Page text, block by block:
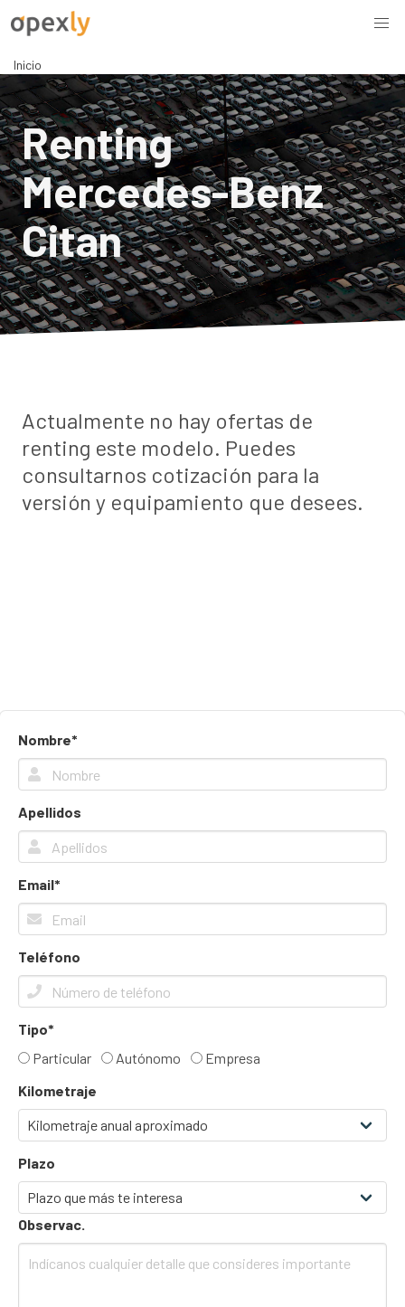
Inicio
Renting
Mercedes-Benz
Citan
Actualmente no hay ofertas de
renting este modelo. Puedes
consultarnos cotización para la
versión y equipamiento que desees.
Nombre*
Apellidos
Email*
Teléfono
Tipo*
Particular
Autónomo
Empresa
Kilometraje
Plazo
Observac.